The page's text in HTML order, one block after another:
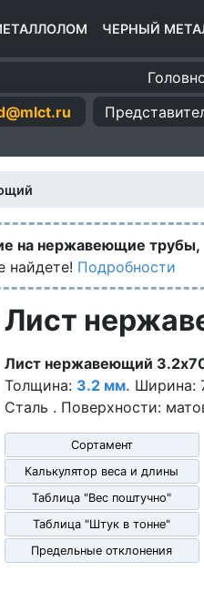
ЧЕРНЫЙ
на нержавеющие трубы,
найдете! Подробности
Лист
Лист нержавеющий
Толщина: 3.2 мм. Ширина:
Сталь . Поверхности:
Сортамент
Калькулятор веса и длины
Таблица "Вес поштучно"
Таблица "Штук в тонне"
Предельные отклонения